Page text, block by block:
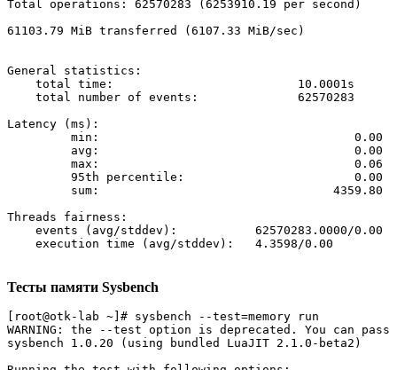
Total operations: 62570283 (6253910.19 per second)
61103.79 MiB transferred (6107.33 MiB/sec)
General statistics:
    total time:                          10.0001s
    total number of events:              62570283
Latency (ms):
         min:                                    0.00
         avg:                                    0.00
         max:                                    0.06
         95th percentile:                        0.00
         sum:                                 4359.80
Threads fairness:
    events (avg/stddev):           62570283.0000/0.00
Тесты памяти Sysbench
[root@otk-lab ~]# sysbench --test=memory run
WARNING: the --test option is deprecated. You can
sysbench 1.0.20 (using bundled LuaJIT 2.1.0-beta2)